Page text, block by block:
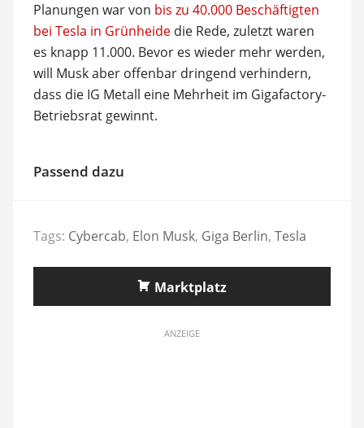
Planungen war von bis zu 40.000 Beschäftigten
bei Tesla in Grünheidedie Rede, zuletzt waren
es knapp 11.000. Bevor es wieder mehr werden,
will Musk aber offenbar dringend verhindern,
dass die IG Metall eine Mehrheit im Gigafactory-
Betriebsrat gewinnt.
Passend dazu
Tags: Cybercab, Elon Musk, Giga Berlin, Tesla
Marktplatz
ANZEIGE